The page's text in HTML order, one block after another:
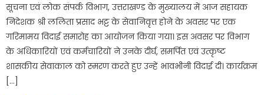
सूचना एवं लोक संपर्क विभाग, उत्तराखण्ड के मुख्यालय में आज सहायक
निदेशक श्री ललिता प्रसाद भट्ट के सेवानिवृत्त होने के अवसर पर एक
गरिमामय विदाई समारोह का आयोजन किया गया। इस अवसर पर विभाग
के अधिकारियों एवं कर्मचारियों ने उनके दीर्घ, समर्पित एवं उत्कृष्ट
शासकीय सेवाकाल को स्मरण करते हुए उन्हें भावभीनी विदाई दी। कार्यक्रम
[…]